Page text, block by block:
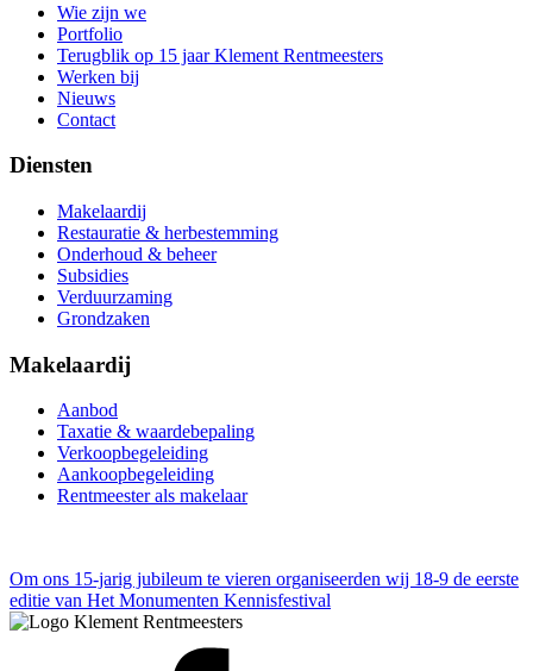
Wie zijn we
Portfolio
Terugblik op 15 jaar Klement Rentmeesters
Werken bij
Nieuws
Contact
Diensten
Makelaardij
Restauratie & herbestemming
Onderhoud & beheer
Subsidies
Verduurzaming
Grondzaken
Makelaardij
Aanbod
Taxatie & waardebepaling
Verkoopbegeleiding
Aankoopbegeleiding
Rentmeester als makelaar
Om ons 15-jarig jubileum te vieren organiseerden wij 18-9 de eerste
editie van Het Monumenten Kennisfestival